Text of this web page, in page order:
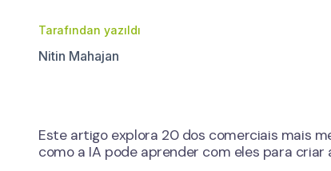
Tarafından yazıldı
Nitin Mahajan
Este artigo explora 20 dos comerciais mais
como a IA pode aprender com eles para criar